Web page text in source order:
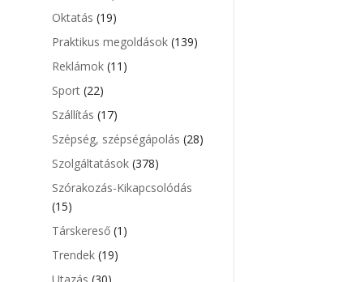
Oktatás (19)
Praktikus megoldások (139)
Reklámok (11)
Sport (22)
Szállítás (17)
Szépség, szépségápolás (28)
Szolgáltatások (378)
Szórakozás-Kikapcsolódás
(15)
Társkereső (1)
Trendek (19)